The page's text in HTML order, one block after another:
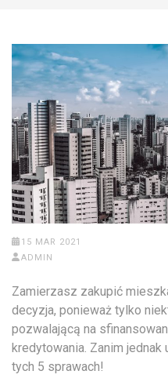
15 MAR 2021
ADMIN
Zamierzasz zakupić
decyzja, ponieważ tylko
pozwalającą na
kredytowania. Zanim jednak
tych 5 sprawach!